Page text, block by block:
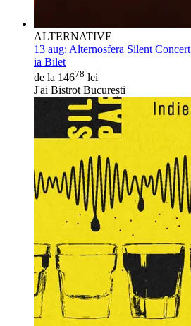
ALTERNATIVE
13 aug: Alternosfera Silent Concert
ia Bilet
de la 14678 lei
J'ai Bistrot București